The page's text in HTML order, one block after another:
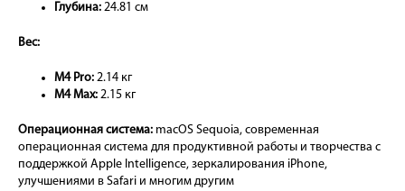
Глубина: 24.81 см
Вес:
M4 Pro: 2.14 кг
M4 Max: 2.15 кг
Операционная система: macOS Sequoia, современная
операционная система для продуктивной работы и творчества с
поддержкой Apple Intelligence, зеркалирования iPhone,
улучшениями в Safari и многим другим